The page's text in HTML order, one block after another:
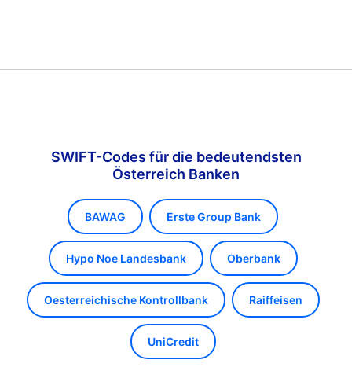
SWIFT-Codes für die bedeutendsten
Österreich Banken
BAWAG Erste Group Bank
Hypo Noe Landesbank Oberbank
Oesterreichische Kontrollbank Raiffeisen
UniCredit